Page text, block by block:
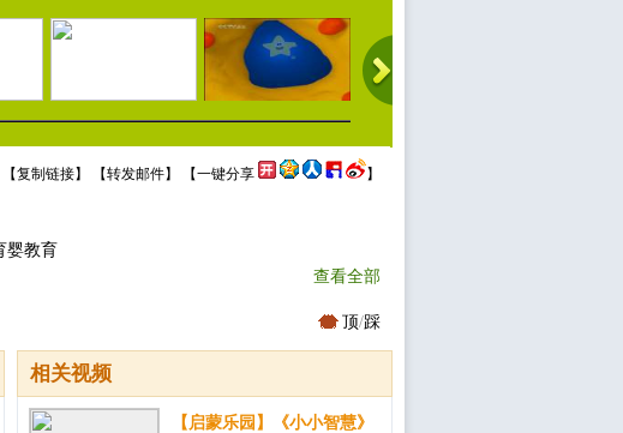
复制链接】 【转发邮件】 【一键分享 】
婴教育
查看全部
顶/踩
相关视频
【启蒙乐园】《小小智慧》